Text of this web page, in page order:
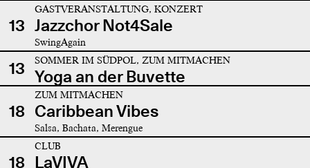
13
GASTVERANSTALTUNG, KONZERT
Jazzchor Not4Sale
SwingAgain
13 SOMMER IM SÜDPOL, ZUM MITMACHEN
Yoga an der Buvette
18
ZUM MITMACHEN
Caribbean Vibes
Salsa, Bachata, Merengue
18
CLUB
LaVIVA